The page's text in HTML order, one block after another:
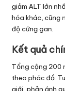
giảm ALT lớn
hóa khác, cũng
độ cứng gan.
Kết quả
Tổng cộng 200
theo phác đồ.
giới, phản ánh